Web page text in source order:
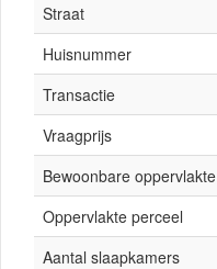
Straat
Huisnummer
Transactie
Vraagprijs
Bewoonbare oppervlakte
Oppervlakte perceel
Aantal slaapkamers